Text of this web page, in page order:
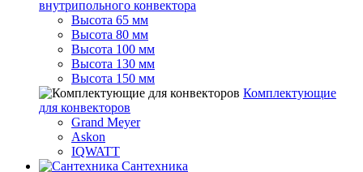
внутрипольного конвектора
Высота 65 мм
Высота 80 мм
Высота 100 мм
Высота 130 мм
Высота 150 мм
Комплектующие
для конвекторов
Grand Meyer
Askon
IQWATT
Сантехника